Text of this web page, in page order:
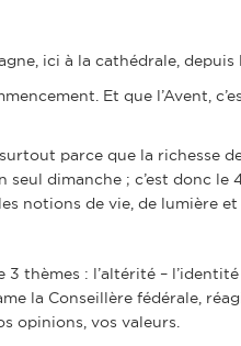
ici à la cathédrale, depuis
Et que l’Avent,
parce que la richesse
seul dimanche ; c’est donc le
notions de vie, de lumière et
thèmes : l’altérité –
la Conseillère fédérale,
opinions, vos valeurs.